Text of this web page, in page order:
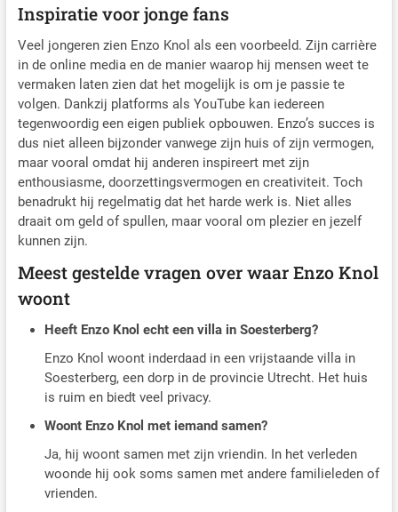
Inspiratie voor jonge fans
Veel jongeren zien Enzo Knol als een voorbeeld. Zijn carrière
in de online media en de manier waarop hij mensen weet te
vermaken laten zien dat het mogelijk is om je passie te
volgen. Dankzij platforms als YouTube kan iedereen
tegenwoordig een eigen publiek opbouwen. Enzo’s succes is
dus niet alleen bijzonder vanwege zijn huis of zijn vermogen,
maar vooral omdat hij anderen inspireert met zijn
enthousiasme, doorzettingsvermogen en creativiteit. Toch
benadrukt hij regelmatig dat het harde werk is. Niet alles
draait om geld of spullen, maar vooral om plezier en jezelf
kunnen zijn.
Meest gestelde vragen over waar Enzo Knol
woont
Heeft Enzo Knol echt een villa in Soesterberg?
Enzo Knol woont inderdaad in een vrijstaande villa in
Soesterberg, een dorp in de provincie Utrecht. Het huis
is ruim en biedt veel privacy.
Woont Enzo Knol met iemand samen?
Ja, hij woont samen met zijn vriendin. In het verleden
woonde hij ook soms samen met andere familieleden of
vrienden.